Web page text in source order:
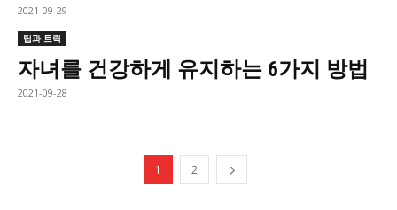
2021-09-29
팁과 트릭
자녀를 건강하게 유지하는 6가지 방법
2021-09-28
1 2